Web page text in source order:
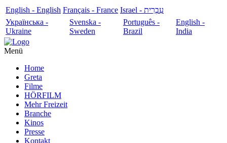
English - English Français - France
עִבְרִית - Israel
Українська -
Ukraine
Svenska -
Sweden
Português -
Brazil
English -
India
Menü
Home
Greta
Filme
HÖRFILM
Mehr Freizeit
Branche
Kinos
Presse
Kontakt